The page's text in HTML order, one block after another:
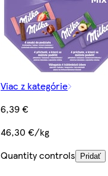
Viac z kategórie
6,39 €
46,30 €/kg
Quantity controls
Pridať